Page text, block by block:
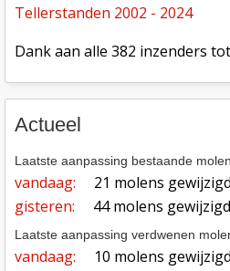
Tellerstanden 2002 - 2024
Dank aan alle 382 inzenders
Actueel
Laatste aanpassing bestaande
vandaag: 21 molens gewijzigd
gisteren: 44 molens gewijzigd
Laatste aanpassing verdwenen
vandaag: 10 molens gewijzigd